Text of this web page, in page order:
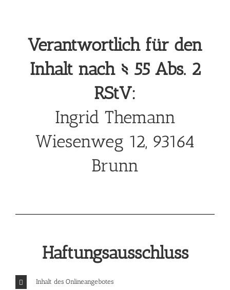
Verantwortlich für den
Inhalt nach § 55 Abs. 2
RStV:
Ingrid Themann
Wiesenweg 12, 93164
Brunn
Haftungsausschluss
Inhalt des Onlineangebotes